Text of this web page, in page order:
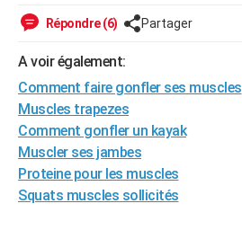
Guides de France
Escapades
Patrimoine
Expositions
Musées
Week-end nature
LIFESTYLE
Art de vivre
Bien-être
Loisirs
Mode
Modes de vie
SANTE
Alimentation
Guide de la santé
Maladies
Médicaments
Sommeil
VOYAGE
Destinations
City break
Voyage nature
Voyage de noces
Forum
Climat
+PHOTO
GUIDES D'ACHAT
Répondre (6) Partager
A voir également:
Comment faire gonfler ses muscles
Muscles trapezes
Comment gonfler un kayak
Muscler ses jambes
Proteine pour les muscles
Squats muscles sollicités